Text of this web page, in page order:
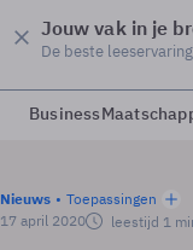
Jouw vak in je
De beste
Business
Nieuws
Toepassingen
17 april 2020
leestijd 1